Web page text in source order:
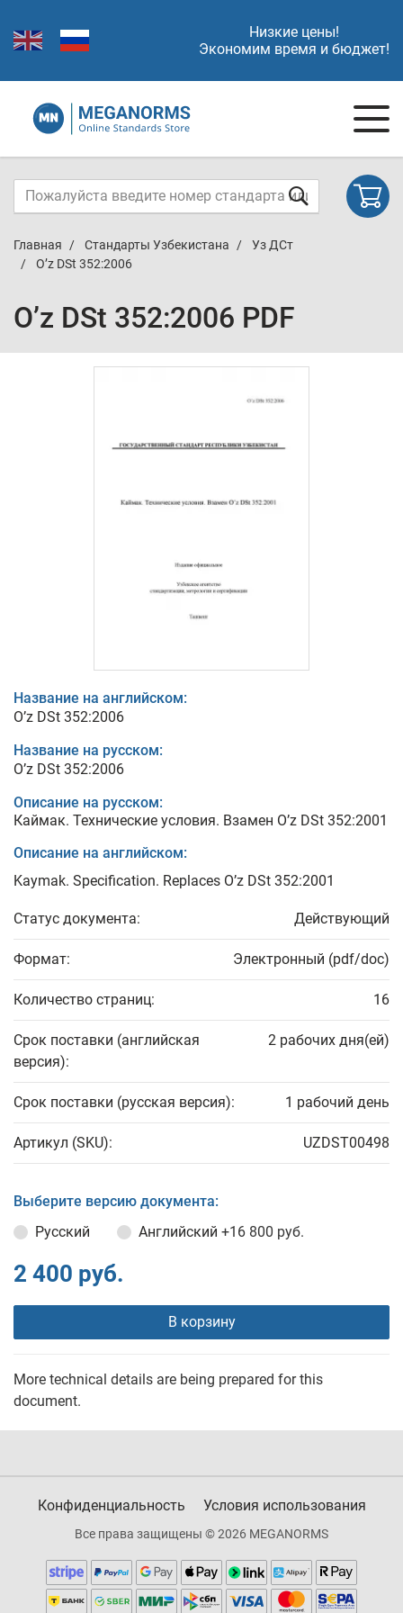
Низкие цены!
Экономим время и бюджет!
Главная Стандарты Узбекистана
Уз ДСт
O’z DSt 352:2006
O’z DSt 352:2006 PDF
Название на английском:
O’z DSt 352:2006
Название на русском:
O’z DSt 352:2006
Описание на русском:
Каймак. Технические условия. Взамен O’z DSt 352:2001
Описание на английском:
Kaymak. Specification. Replaces O’z DSt 352:2001
Статус документа: Действующий
Формат: Электронный (pdf/doc)
Количество страниц: 16
Срок поставки (английская
версия):
2 рабочих дня(ей)
Срок поставки (русская версия): 1 рабочий день
Артикул (SKU): UZDST00498
Выберите версию документа:
Русский
Английский +16 800 руб.
2 400 руб.
В корзину
More technical details are being prepared for this
document.
Конфиденциальность Условия использования
Все права защищены © 2026 MEGANORMS